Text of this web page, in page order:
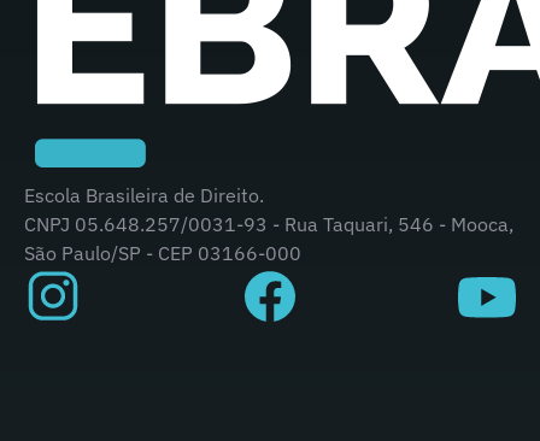
Escola Brasileira de Direito.
CNPJ 05.648.257/0031-93 - Rua Taquari, 546 - Mooca,
São Paulo/SP - CEP 03166-000